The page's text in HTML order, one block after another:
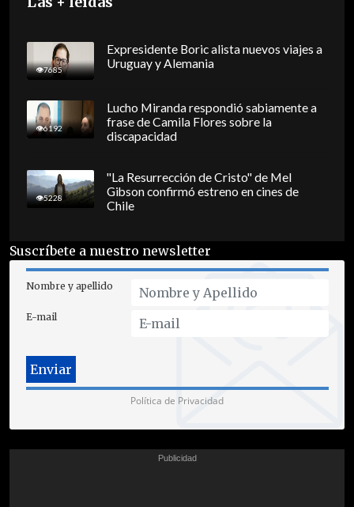
7685
Expresidente Boric alista nuevos viajes a
Uruguay y Alemania
6192
Lucho Miranda respondió sabiamente a
frase de Camila Flores sobre la
discapacidad
5228
"La Resurrección de Cristo" de Mel
Gibson confirmó estreno en cines de
Chile
Suscríbete a nuestro newsletter
Nombre y apellido
E-mail
Política de Privacidad